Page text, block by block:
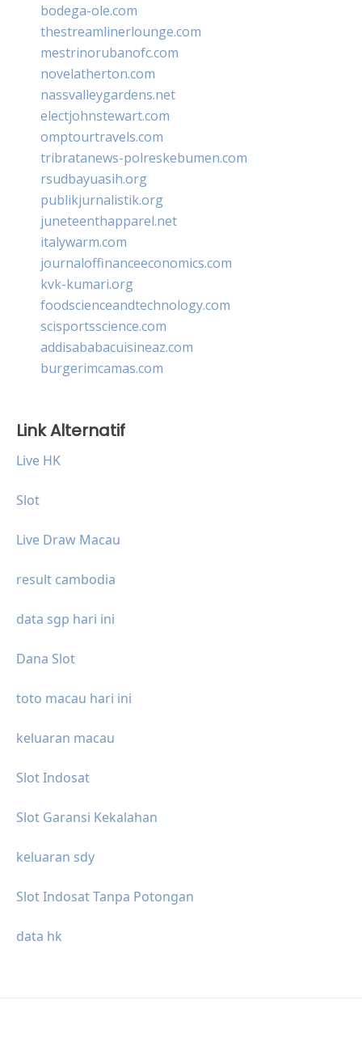
bodega-ole.com
thestreamlinerlounge.com
mestrinorubanofc.com
novelatherton.com
nassvalleygardens.net
electjohnstewart.com
omptourtravels.com
tribratanews-polreskebumen.com
rsudbayuasih.org
publikjurnalistik.org
juneteenthapparel.net
italywarm.com
journaloffinanceeconomics.com
kvk-kumari.org
foodscienceandtechnology.com
scisportsscience.com
addisababacuisineaz.com
burgerimcamas.com
Link Alternatif
Live HK
Slot
Live Draw Macau
result cambodia
data sgp hari ini
Dana Slot
toto macau hari ini
keluaran macau
Slot Indosat
Slot Garansi Kekalahan
keluaran sdy
Slot Indosat Tanpa Potongan
data hk